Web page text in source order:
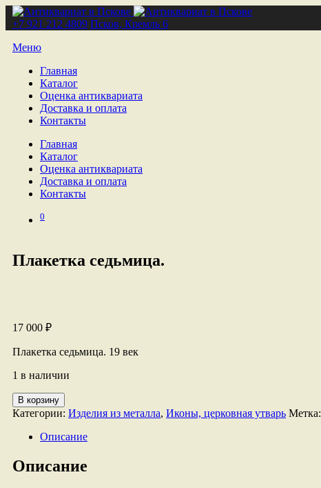
+7 921 212 4809 Псков, Кремль 6
Меню
Главная
Каталог
Оценка антиквариата
Доставка и оплата
Контакты
Главная
Каталог
Оценка антиквариата
Доставка и оплата
Контакты
0
Плакетка седьмица.
17 000 ₽
Плакетка седьмица. 19 век
1 в наличии
Количество
товара
Плакетка
седьмица.
В корзину
Категории: Изделия из металла, Иконы, церковная утварь Метка:
Описание
Описание